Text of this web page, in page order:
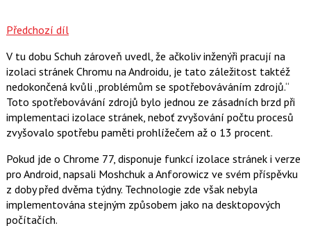
Předchozí díl
V tu dobu Schuh zároveň uvedl, že ačkoliv inženýři pracují na
izolaci stránek Chromu na Androidu, je tato záležitost taktéž
nedokončená kvůli „problémům se spotřebováváním zdrojů.“
Toto spotřebovávání zdrojů bylo jednou ze zásadních brzd při
implementaci izolace stránek, neboť zvyšování počtu procesů
zvyšovalo spotřebu paměti prohlížečem až o 13 procent.
Pokud jde o Chrome 77, disponuje funkcí izolace stránek i verze
pro Android, napsali Moshchuk a Anforowicz ve svém příspěvku
z doby před dvěma týdny. Technologie zde však nebyla
implementována stejným způsobem jako na desktopových
počítačích.